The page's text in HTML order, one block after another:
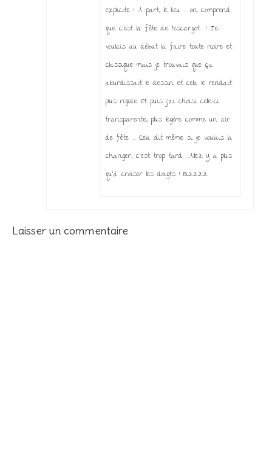
explicite ! A part, le lieu …. on comprend
que c’est la fête de l’escargot ….! Je
voulais au début la faire toute noire et
classique mais je trouvais que ça
alourdissait le dessin et cela le rendait
plus rigide. Et puis j’ai choisi celle-ci :
transparente, plus légère comme un air
de fête ….. Cela dit même si je voulais la
changer, c’est trop tard ….Allez y a plus
qu’à croiser les doigts ! Bizzzz
Laisser un commentaire